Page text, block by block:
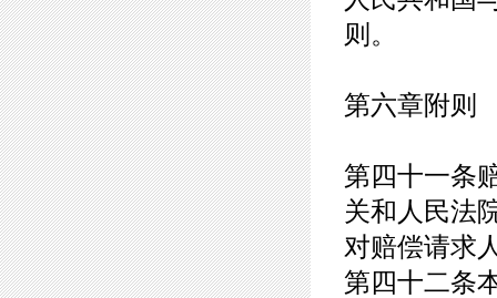
则。
第六章附则
第四十一条
关和人民法
对赔偿请求
第四十二条